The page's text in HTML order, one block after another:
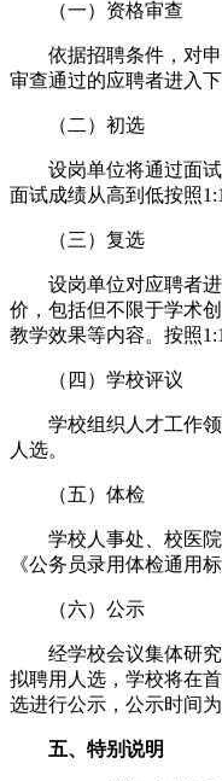
（一）资格审查
依据招聘条件，对申
审查通过的应聘者进入
（二）初选
设岗单位将通过面试
面试成绩从高到低按照
（三）复选
设岗单位对应聘者进
价，包括但不限于学术
教学效果等内容。按照
（四）学校评议
学校组织人才工作领
人选。
（五）体检
学校人事处、校医院
《公务员录用体检通用
（六）公示
经学校会议集体研究
拟聘用人选，学校将在
选进行公示，公示时间为
五、特别说明